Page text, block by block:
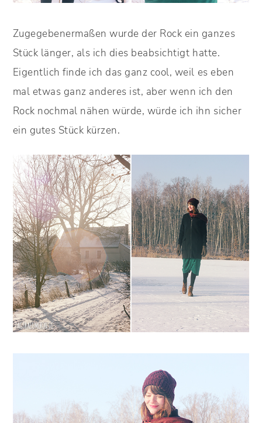
Zugegebenermaßen wurde der Rock ein ganzes
Stück länger, als ich dies beabsichtigt hatte.
Eigentlich finde ich das ganz cool, weil es eben
mal etwas ganz anderes ist, aber wenn ich den
Rock nochmal nähen würde, würde ich ihn sicher
ein gutes Stück kürzen.